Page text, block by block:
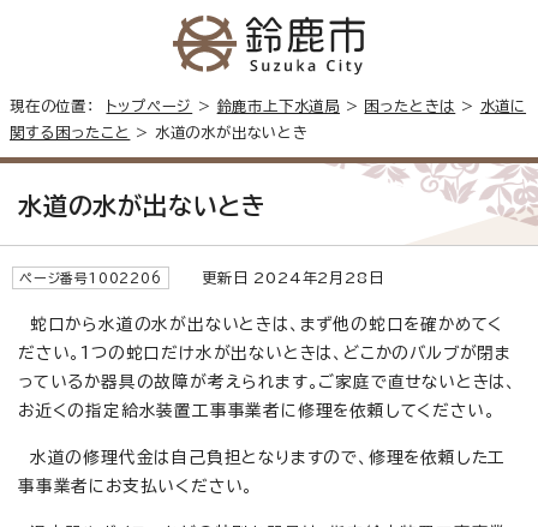
現在の位置： トップページ > 鈴鹿市上下水道局 > 困ったときは >
水道に
関する困ったこと
> 水道の水が出ないとき
水道の水が出ないとき
ページ番号1002206 更新日 2024年2月28日
蛇口から水道の水が出ないときは、まず他の蛇口を確かめてく
ださい。1つの蛇口だけ水が出ないときは、どこかのバルブが閉ま
っているか器具の故障が考えられます。ご家庭で直せないときは、
お近くの指定給水装置工事事業者に修理を依頼してください。
水道の修理代金は自己負担となりますので、修理を依頼した工
事事業者にお支払いください。